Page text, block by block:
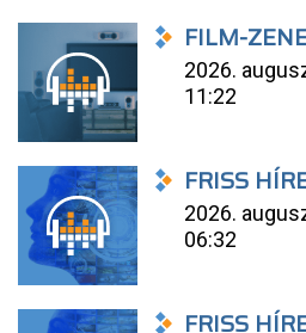
FILM-
2026.
11:22
FRISS
2026.
06:32
FRISS